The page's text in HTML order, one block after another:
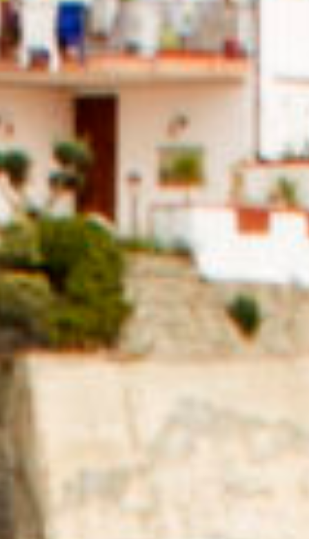
Sulla Rivoluzione
🔮 Galleria
🔥 Collaborative Diary
Public Actions
✨ Cosmo
🌐 Belmondo
🌎 BelMondo Calling
🔊 DigiPaese
🏠 Casa di Belmondo
😊 Belmondo Festoons
🖤 Publishing
🔀 Crossings EXT
🔥 Crossings Diary